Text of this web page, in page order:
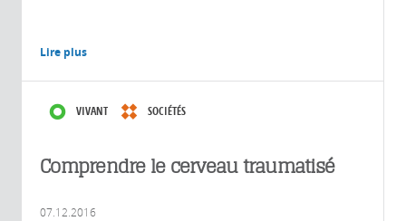
Lire plus
VIVANT SOCIÉTÉS
Comprendre le cerveau traumatisé
07.12.2016